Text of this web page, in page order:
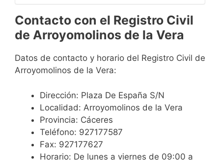
Contacto con el Registro Civil
de Arroyomolinos de la Vera
Datos de contacto y horario del Registro Civil de
Arroyomolinos de la Vera:
Dirección: Plaza De España S/N
Localidad: Arroyomolinos de la Vera
Provincia: Cáceres
Teléfono: 927177587
Fax: 927177627
Horario: De lunes a viernes de 09:00 a